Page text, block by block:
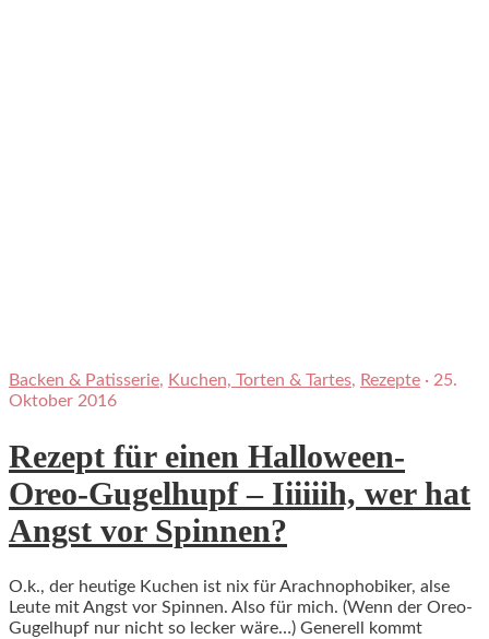
Backen & Patisserie, Kuchen, Torten & Tartes, Rezepte · 25.
Oktober 2016
Rezept für einen Halloween-
Oreo-Gugelhupf – Iiiiiih, wer hat
Angst vor Spinnen?
O.k., der heutige Kuchen ist nix für Arachnophobiker, alse
Leute mit Angst vor Spinnen. Also für mich. (Wenn der Oreo-
Gugelhupf nur nicht so lecker wäre…) Generell kommt